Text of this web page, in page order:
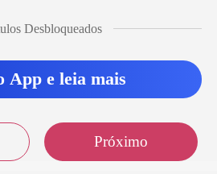
Desbloqueados
App e leia mais
Próximo